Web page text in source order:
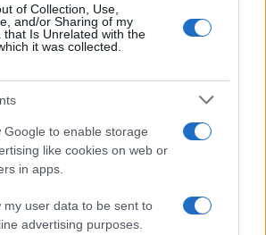
of Collection, Use,
and/or Sharing of my
that Is Unrelated with the
it was collected.
Google to enable storage
like cookies on web or
in apps.
my user data to be sent to
advertising purposes.